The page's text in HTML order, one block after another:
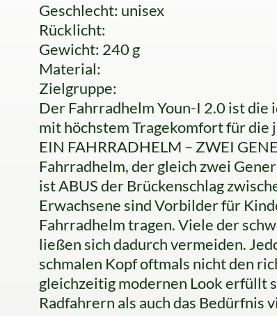
Geschlecht: unisex
Rücklicht:
Gewicht: 240 g
Material:
Zielgruppe:
Der Fahrradhelm Youn-I 2.0 ist die
mit höchstem Tragekomfort für die
EIN FAHRRADHELM – ZWEI
Fahrradhelm, der gleich zwei
ist ABUS der Brückenschlag
Erwachsene sind Vorbilder für
Fahrradhelm tragen. Viele der
ließen sich dadurch vermeiden.
schmalen Kopf oftmals nicht den
gleichzeitig modernen Look erfüllt
Radfahrern als auch das Bedürfnis